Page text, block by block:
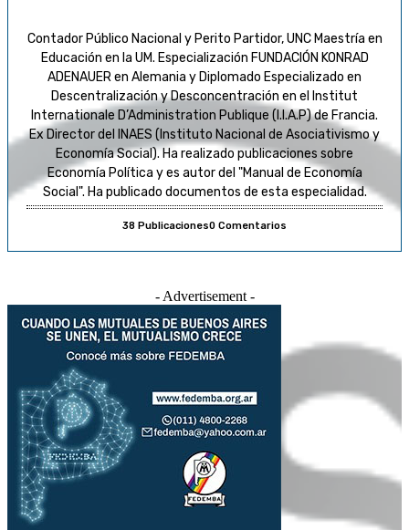
Contador Público Nacional y Perito Partidor, UNC Maestría en
Educación en la UM. Especialización FUNDACIÓN KONRAD
ADENAUER en Alemania y Diplomado Especializado en
Descentralización y Desconcentración en el Institut
Internationale D’Administration Publique (I.I.A.P) de Francia.
Ex Director del INAES (Instituto Nacional de Asociativismo y
Economía Social). Ha realizado publicaciones sobre
Economía Política y es autor del "Manual de Economía
Social". Ha publicado documentos de esta especialidad.
38 Publicaciones0 Comentarios
- Advertisement -